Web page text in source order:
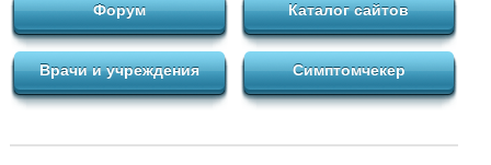
Форум Каталог сайтов
Врачи и учреждения Симптомчекер